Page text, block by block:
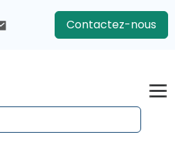
Contactez-nous